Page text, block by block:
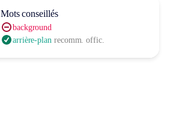
Mots conseillés
background
arrière-plan recomm. offic.